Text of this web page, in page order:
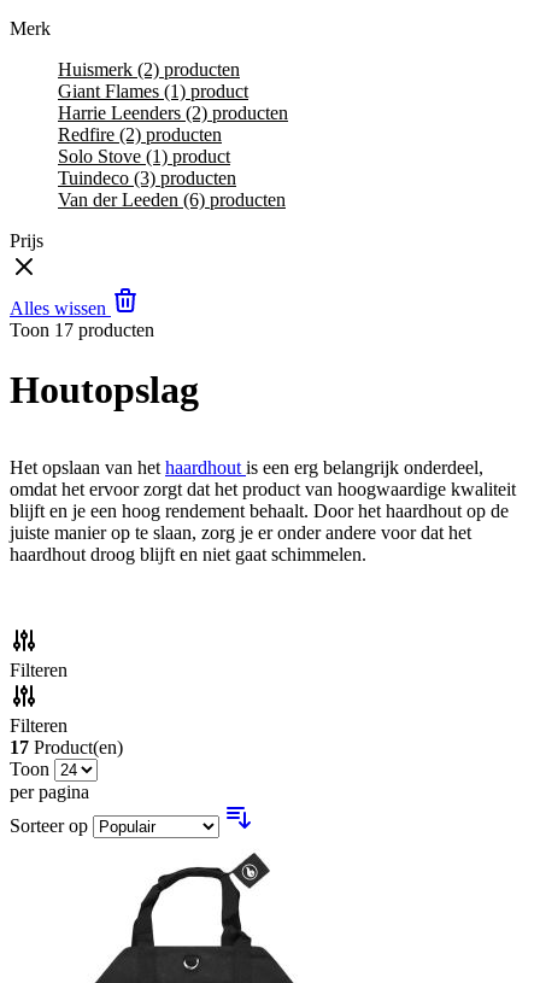
Merk
Huismerk (2) producten
Giant Flames (1) product
Harrie Leenders (2) producten
Redfire (2) producten
Solo Stove (1) product
Tuindeco (3) producten
Van der Leeden (6) producten
Prijs
Alles wissen
Toon 17 producten
Houtopslag
Het opslaan van het haardhout is een erg belangrijk onderdeel,
omdat het ervoor zorgt dat het product van hoogwaardige kwaliteit
blijft en je een hoog rendement behaalt. Door het haardhout op de
juiste manier op te slaan, zorg je er onder andere voor dat het
haardhout droog blijft en niet gaat schimmelen.
Filteren
Filteren
17 Product(en)
Toon
per pagina
Sorteer op